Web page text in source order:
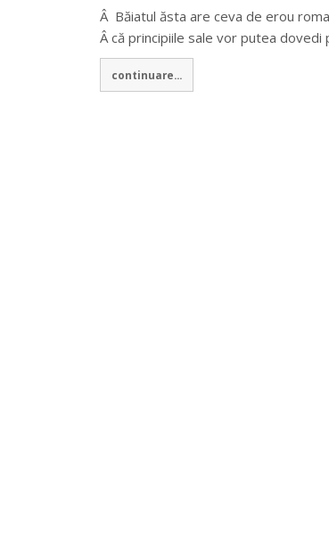
Â Băiatul ăsta are ceva de erou
Â că principiile sale vor putea dovedi
continuare...